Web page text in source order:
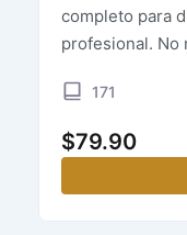
completo para
profesional. No
171
$79.90